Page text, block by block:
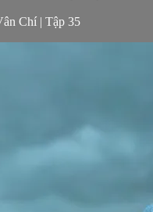
Chí | Tập 35